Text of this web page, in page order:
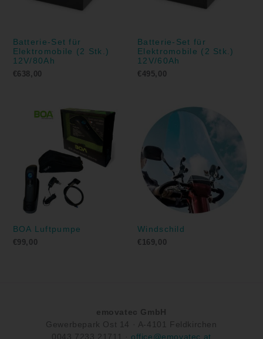
Batterie-Set für
Elektromobile (2 Stk.)
12V/80Ah
€638,00
Batterie-Set für
Elektromobile (2 Stk.)
12V/60Ah
€495,00
BOA Luftpumpe
€99,00
Windschild
€ 169,00
emovatec GmbH
Gewerbepark Ost 14 · A-4101 Feldkirchen
0043 7233 21711 · office@emovatec.at